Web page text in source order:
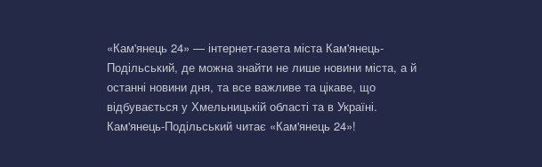
«Кам'янець 24» — інтернет-газета міста Кам'янець-
Подільський, де можна знайти не лише новини міста, а й
останні новини дня, та все важливе та цікаве, що
відбувається у Хмельницькій області та в Україні.
Кам'янець-Подільський читає «Кам'янець 24»!